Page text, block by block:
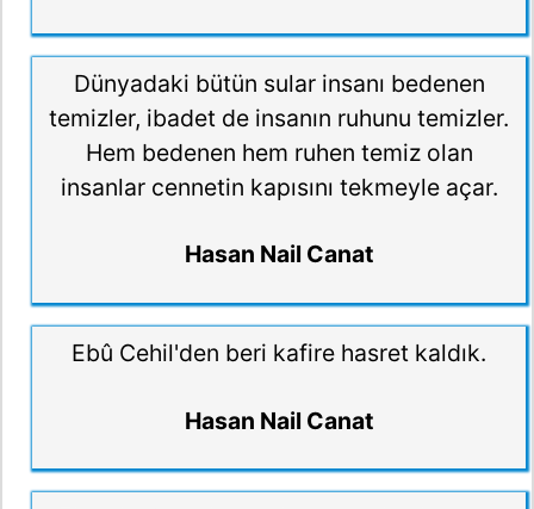
Dünyadaki bütün sular insanı bedenen
temizler, ibadet de insanın ruhunu temizler.
Hem bedenen hem ruhen temiz olan
insanlar cennetin kapısını tekmeyle açar.
Hasan Nail Canat
Ebû Cehil'den beri kafire hasret kaldık.
Hasan Nail Canat